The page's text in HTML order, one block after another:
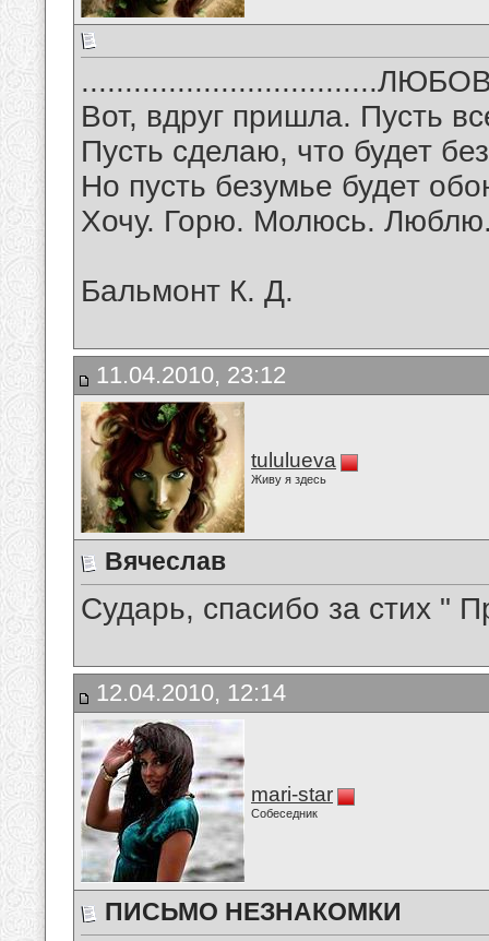
Вот, вдруг пришла. Пусть
Пусть сделаю, что будет
Но пусть безумье будет
Хочу. Горю. Молюсь.
Бальмонт К. Д.
11.04.2010, 23:12
tululueva
Живу я здесь
Вячеслав
Сударь, спасибо за стих "
12.04.2010, 12:14
mari-star
Собеседник
ПИСЬМО НЕЗНАКОМКИ